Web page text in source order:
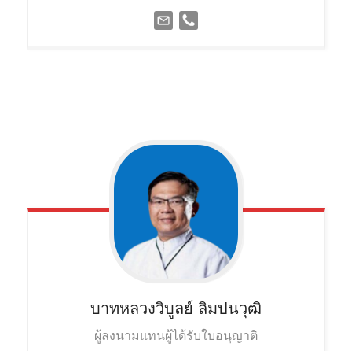
บาทหลวงวิบูลย์ ลิมปนวุฒิ
ผู้ลงนามแทนผู้ได้รับใบอนุญาติ